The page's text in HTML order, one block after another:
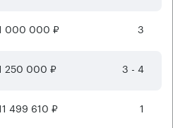
000 000 ₽ 3
250 000 ₽ 3 - 4
499 610 ₽ 1